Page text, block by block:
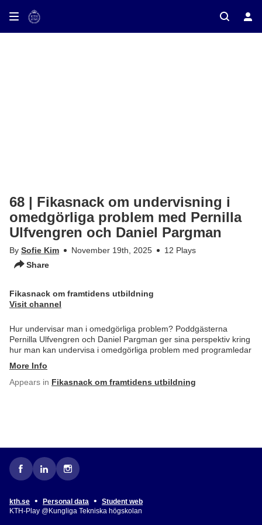
on TV
68 | Fikasnack om undervisning i
omedgörliga problem med Pernilla
Ulfvengren och Daniel Pargman
By Sofie Kim November 19th, 2025
12 Plays
Share
Fikasnack om framtidens utbildning
Visit channel
Hur undervisar man i omedgörliga problem? Poddgästerna
Pernilla Ulfvengren och Daniel Pargman ger sina perspektiv kring
hur man kan undervisa i omedgörliga problem med programledar
More Info
Appears in Fikasnack om framtidens utbildning
kth.se • Personal data •
Student web
KTH-Play @Kungliga Tekniska högskolan